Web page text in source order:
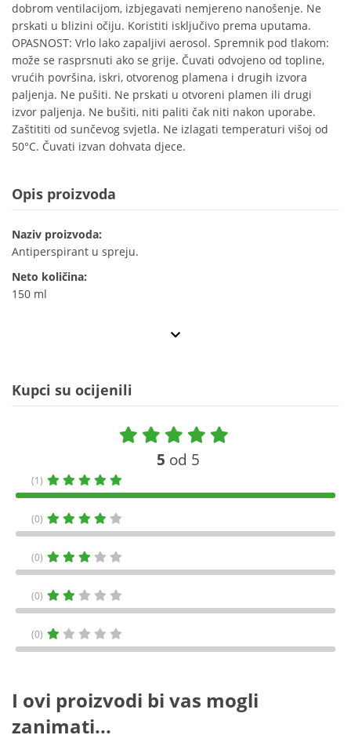
dobrom ventilacijom, izbjegavati nemjereno nanošenje. Ne
prskati u blizini očiju. Koristiti isključivo prema uputama.
OPASNOST: Vrlo lako zapaljivi aerosol. Spremnik pod tlakom:
može se rasprsnuti ako se grije. Čuvati odvojeno od topline,
vrućih površina, iskri, otvorenog plamena i drugih izvora
paljenja. Ne pušiti. Ne prskati u otvoreni plamen ili drugi
izvor paljenja. Ne bušiti, niti paliti čak niti nakon uporabe.
Zaštititi od sunčevog svjetla. Ne izlagati temperaturi višoj od
50°C. Čuvati izvan dohvata djece.
Opis proizvoda
Naziv proizvoda:
Antiperspirant u spreju.
Neto količina:
150 ml
Kupci su ocijenili
5 od 5
(1)
(0)
(0)
(0)
(0)
I ovi proizvodi bi vas mogli
zanimati...